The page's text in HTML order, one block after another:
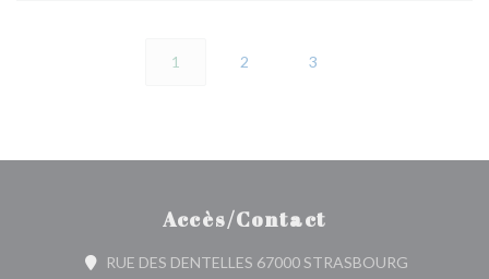
1 2 3
Accès/Contact
RUE DES DENTELLES 67000 STRASBOURG